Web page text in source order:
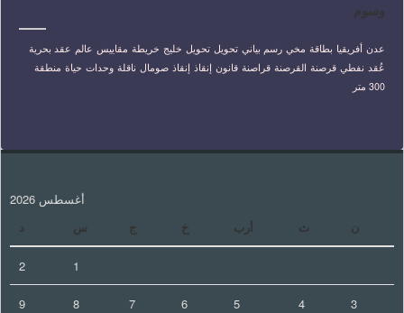
وسوم
عدن أفريقيا بطاقة مخي رسم بياني تحويل تحويل خليج خريطة مقاييس عالم عقد بحرية
عُقد نفطي قرصنة القرصنة قراصنة قانون إنقاذ إنقاذ صومال ناقلة وحدات حياة منطقة
300 متر
أغسطس 2026
ن
ث أرب خ ج س د
1
2
3
4
5
6
7
8
9